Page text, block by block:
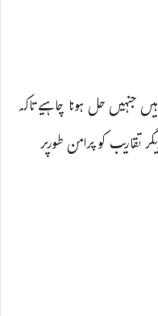
جنہیں حل ہونا چاہیے تاکہ
کو پرامن طورپر